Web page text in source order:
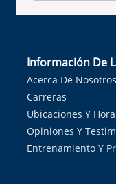
Información De
Acerca De Nosotros
Carreras
Ubicaciones Y
Opiniones Y
Entrenamiento Y